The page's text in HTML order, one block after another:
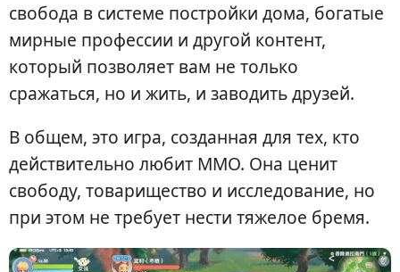
свобода в системе постройки дома, богатые
мирные профессии и другой контент,
который позволяет вам не только
сражаться, но и жить, и заводить друзей.
В общем, это игра, созданная для тех, кто
действительно любит MMO. Она ценит
свободу, товарищество и исследование, но
при этом не требует нести тяжелое бремя.